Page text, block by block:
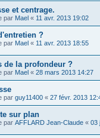
et centrage.
par Mael « 11 avr. 2013 19:02
?
par Mael « 11 avr. 2013 18:55
de la profondeur ?
par Mael « 28 mars 2013 14:27
par guy11400 « 27 févr. 2013
sur plan
par AFFLARD Jean-Claude « 03